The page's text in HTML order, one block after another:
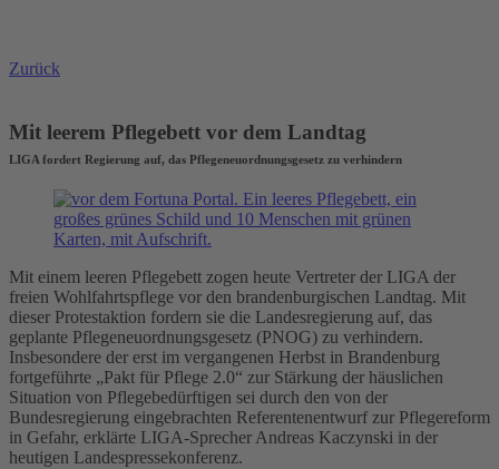
Zurück
Mit leerem Pflegebett vor dem Landtag
LIGA fordert Regierung auf, das Pflegeneuordnungsgesetz zu verhindern
Mit einem leeren Pflegebett zogen heute Vertreter der LIGA der
freien Wohlfahrtspflege vor den brandenburgischen Landtag. Mit
dieser Protestaktion fordern sie die Landesregierung auf, das
geplante Pflegeneuordnungsgesetz (PNOG) zu verhindern.
Insbesondere der erst im vergangenen Herbst in Brandenburg
fortgeführte „Pakt für Pflege 2.0“ zur Stärkung der häuslichen
Situation von Pflegebedürftigen sei durch den von der
Bundesregierung eingebrachten Referentenentwurf zur Pflegereform
in Gefahr, erklärte LIGA-Sprecher Andreas Kaczynski in der
heutigen Landespressekonferenz.